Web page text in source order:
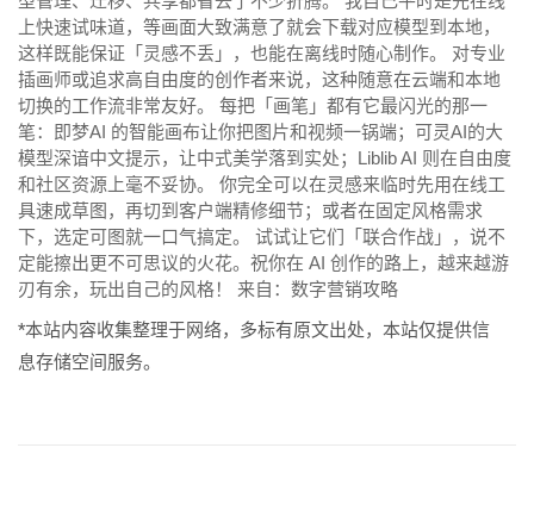
上快速试味道，等画面大致满意了就会下载对应模型到本地，
这样既能保证「灵感不丢」，也能在离线时随心制作。 对专业
插画师或追求高自由度的创作者来说，这种随意在云端和本地
切换的工作流非常友好。 每把「画笔」都有它最闪光的那一
笔：即梦AI 的智能画布让你把图片和视频一锅端；可灵AI的大
模型深谙中文提示，让中式美学落到实处；Liblib AI 则在自由度
和社区资源上毫不妥协。 你完全可以在灵感来临时先用在线工
具速成草图，再切到客户端精修细节；或者在固定风格需求
下，选定可图就一口气搞定。 试试让它们「联合作战」，说不
定能擦出更不可思议的火花。祝你在 AI 创作的路上，越来越游
刃有余，玩出自己的风格！ 来自：数字营销攻略
*本站内容收集整理于网络，多标有原文出处，本站仅提供信
息存储空间服务。